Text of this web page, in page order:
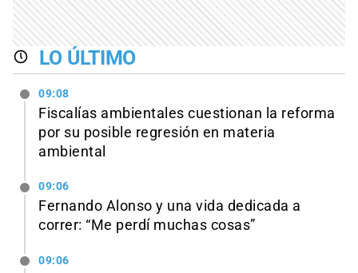
LO ÚLTIMO
09:08
Fiscalías ambientales cuestionan la reforma
por su posible regresión en materia
ambiental
09:06
Fernando Alonso y una vida dedicada a
correr: “Me perdí muchas cosas”
09:06